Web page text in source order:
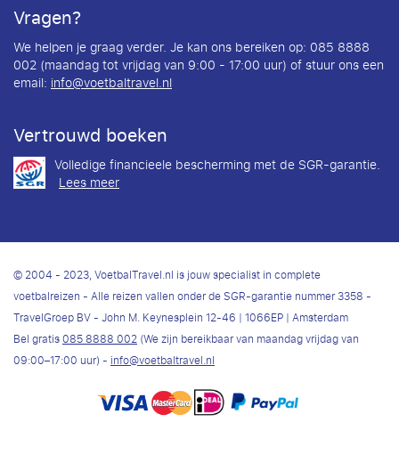
Vragen?
We helpen je graag verder. Je kan ons bereiken op: 085 8888
002 (maandag tot vrijdag van 9:00 - 17:00 uur) of stuur ons een
email: info@voetbaltravel.nl
Vertrouwd boeken
Volledige financieele bescherming met de SGR-garantie.
Lees meer
© 2004 - 2023, VoetbalTravel.nl is jouw specialist in complete
voetbalreizen - Alle reizen vallen onder de SGR-garantie nummer 3358 -
TravelGroep BV - John M. Keynesplein 12-46 | 1066EP | Amsterdam
Bel gratis085 8888 002(We zijn bereikbaar van maandag vrijdag van
09:00–17:00 uur) -info@voetbaltravel.nl